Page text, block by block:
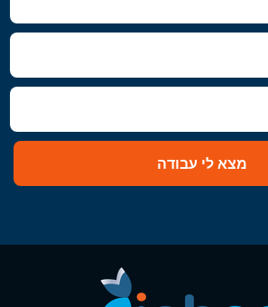
מצא לי עבודה